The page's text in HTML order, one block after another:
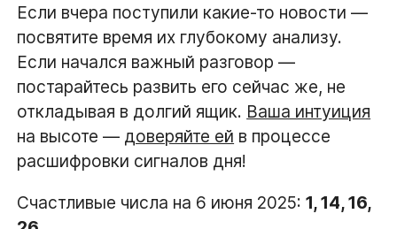
Если вчера поступили какие-то новости —
посвятите время их глубокому анализу.
Если начался важный разговор —
постарайтесь развить его сейчас же, не
откладывая в долгий ящик. Ваша интуиция
на высоте — доверяйте ей в процессе
расшифровки сигналов дня!
Счастливые числа на 6 июня 2025:1, 14, 16,